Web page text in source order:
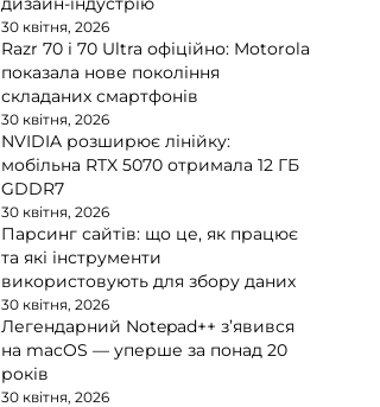
30 квітня, 2026
Razr 70 і 70 Ultra офіційно: Motorola
показала нове покоління
складаних смартфонів
30 квітня, 2026
NVIDIA розширює лінійку:
мобільна RTX 5070 отримала 12 ГБ
GDDR7
30 квітня, 2026
Парсинг сайтів: що це, як працює
та які інструменти
використовують для збору даних
30 квітня, 2026
Легендарний Notepad++ з’явився
на macOS — уперше за понад 20
років
30 квітня, 2026